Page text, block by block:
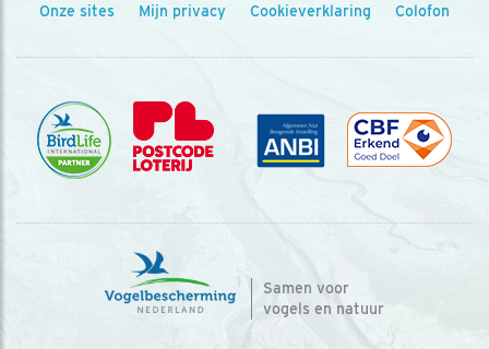
Onze sites Mijn privacy Cookieverklaring Colofon
Samen voor
vogels en natuur